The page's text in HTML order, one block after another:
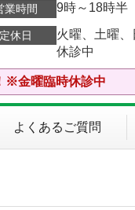
業時間 9時～18時半
定休日
火曜、土曜
休診中
※金曜臨時休診中
よくあるご質問